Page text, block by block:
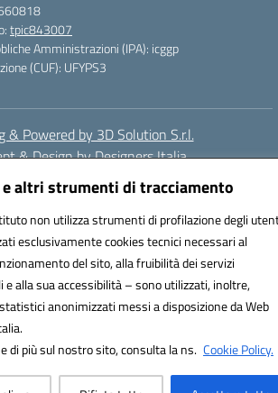
e altri strumenti di tracciamento
non utilizza strumenti di profilazione degli
esclusivamente cookies tecnici necessari al
del sito, alla fruibilità dei servizi
e alla sua accessibilità – sono utilizzati, inoltre,
anonimizzati messi a disposizione da Web
di più sul nostro sito, consulta la ns. Cookie Policy.
tpic843007
Amministrazioni (IPA): icggp
(CUF): UFYPS3
& Powered by 3D Solution S.r.l.
& Design by Designers Italia